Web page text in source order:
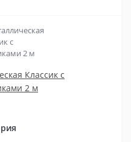
Классик с
2 м